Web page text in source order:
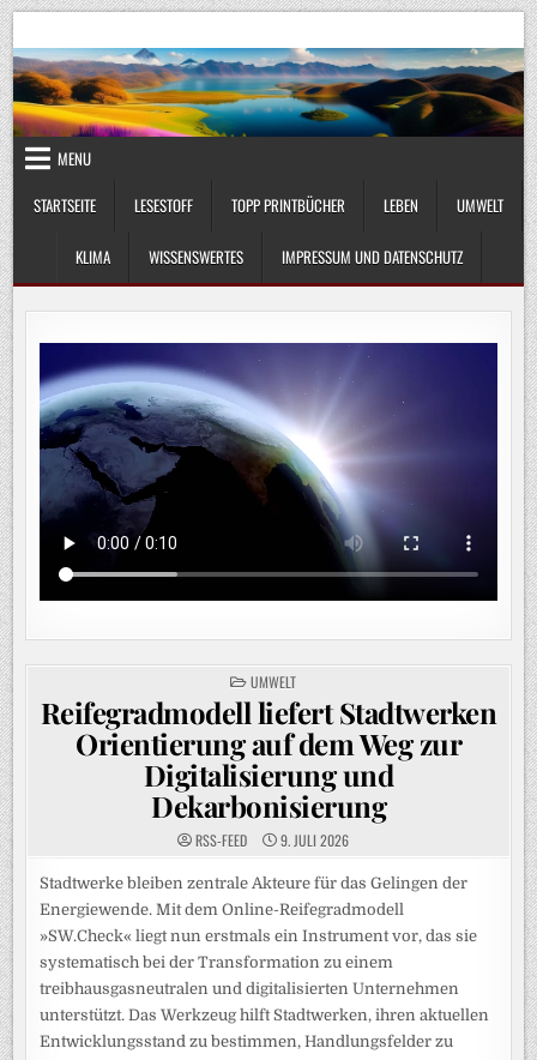
Skip
to
content
UmweltKlima.com
MENU
STARTSEITE
LESESTOFF TOPP PRINTBÜCHER LEBEN UMWELT
KLIMA WISSENSWERTES IMPRESSUM UND DATENSCHUTZ
POSTED
IN
UMWELT
Reifegradmodell liefert Stadtwerken
Orientierung auf dem Weg zur
Digitalisierung und
Dekarbonisierung
RSS-FEED 9. JULI 2026
Stadtwerke bleiben zentrale Akteure für das Gelingen der
Energiewende. Mit dem Online-Reifegradmodell
»SW.Check« liegt nun erstmals ein Instrument vor, das sie
systematisch bei der Transformation zu einem
treibhausgasneutralen und digitalisierten Unternehmen
unterstützt. Das Werkzeug hilft Stadtwerken, ihren aktuellen
Entwicklungsstand zu bestimmen, Handlungsfelder zu